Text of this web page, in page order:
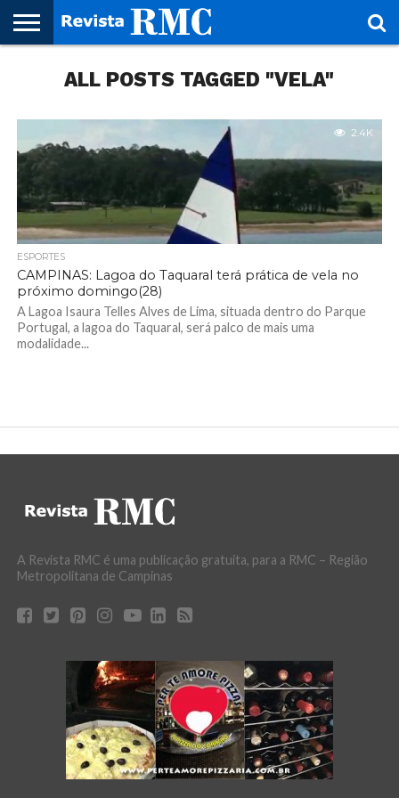
REVISTA
PROJETO
CULTURAL
RMC – 20
CIDADES
ARTE &
CULTURA
NOTÍCIAS
CORPORATIVAS
EDIÇÕES
ANTERIORES
PARCEIROS
FAÇA
CONOSCO
ALL POSTS TAGGED "VELA"
2.4K
ESPORTES
CAMPINAS: Lagoa do Taquaral terá prática de vela no
próximo domingo(28)
A Lagoa Isaura Telles Alves de Lima, situada dentro do Parque
Portugal, a lagoa do Taquaral, será palco de mais uma
modalidade...
A Revista RMC é uma publicação gratuita, para a RMC – Região
Metropolitana de Campinas